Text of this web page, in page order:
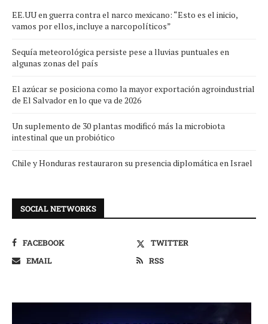
EE.UU en guerra contra el narco mexicano: “Esto es el inicio,
vamos por ellos, incluye a narcopolíticos”
Sequía meteorológica persiste pese a lluvias puntuales en
algunas zonas del país
El azúcar se posiciona como la mayor exportación agroindustrial
de El Salvador en lo que va de 2026
Un suplemento de 30 plantas modificó más la microbiota
intestinal que un probiótico
Chile y Honduras restauraron su presencia diplomática en Israel
SOCIAL NETWORKS
FACEBOOK
TWITTER
EMAIL
RSS